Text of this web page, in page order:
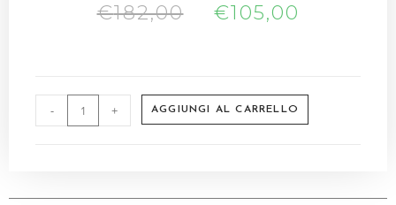
€182,00 €105,00
- + AGGIUNGI AL CARRELLO